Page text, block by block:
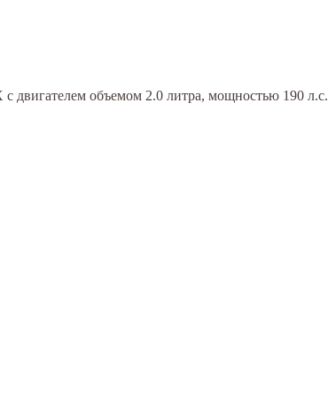
двигателем объемом 2.0 литра, мощностью 190 л.с.